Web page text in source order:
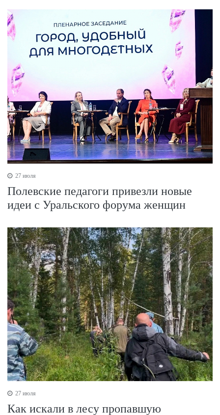
27 июля
Полевские педагоги привезли новые
идеи с Уральского форума женщин
27 июля
Как искали в лесу пропавшую